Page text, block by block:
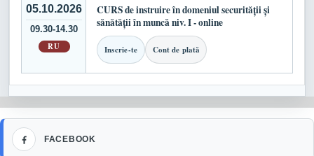
05.10.2026
09.30-14.30
RU
CURS de instruire în domeniul securității și
sănătății în muncă niv. I - online
Inscrie-te Cont de plată
FACEBOOK
Facebook